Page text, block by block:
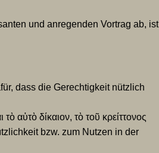
und anregenden Vortrag ab, ist
dass die Gerechtigkeit nützlich
αὐτὸ δίκαιον, τὸ τοῦ κρείττονος
bzw. zum Nutzen in der